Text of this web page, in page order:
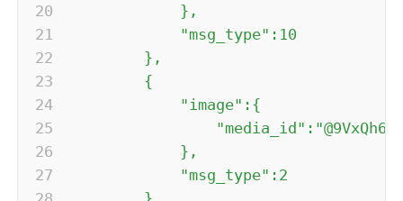
            },
            "msg_type":10
        },
        {
            "image":{
            },
            "msg_type":2